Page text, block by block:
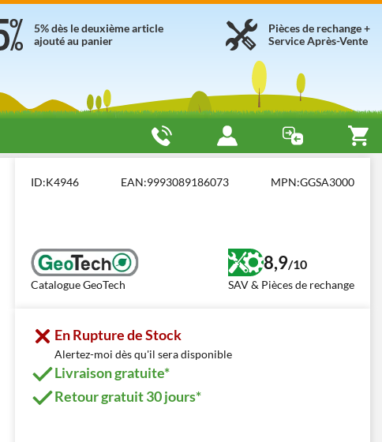
Pièces de rechange +
Service Après-Vente
5% dès le deuxième article
ajouté au panier
ID:K4946 EAN:9993089186073 MPN:GGSA3000
Catalogue GeoTech
8,9/10
SAV & Pièces de rechange
En Rupture de Stock
Alertez-moi dès qu'il sera disponible
Livraison gratuite*
Retour gratuit 30 jours*